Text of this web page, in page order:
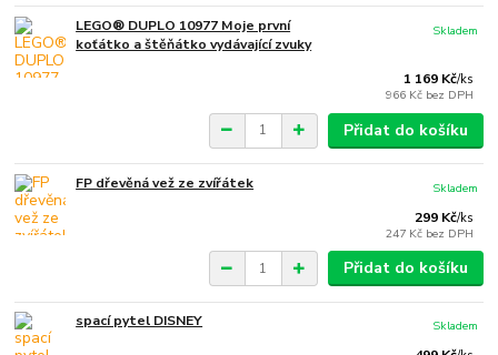
LEGO® DUPLO 10977 Moje první
koťátko a štěňátko vydávající zvuky
1 169 Kč/ks
966 Kč bez DPH
Skladem
Přidat do košíku
FP dřevěná vež ze zvířátek
299 Kč/ks
247 Kč bez DPH
Skladem
Přidat do košíku
spací pytel DISNEY
Skladem